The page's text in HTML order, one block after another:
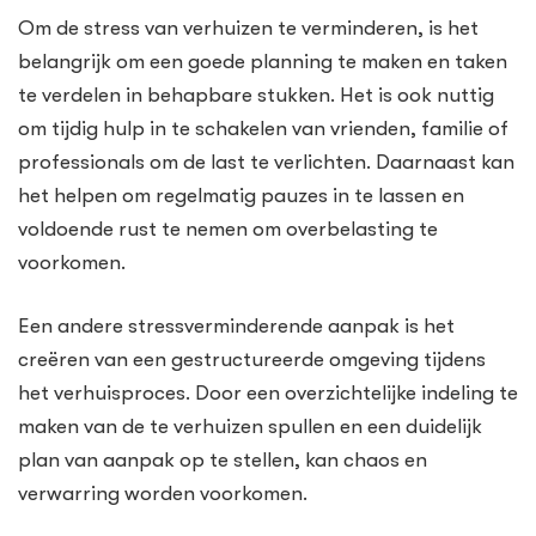
Om de stress van verhuizen te verminderen, is het
belangrijk om een goede planning te maken en taken
te verdelen in behapbare stukken. Het is ook nuttig
om tijdig hulp in te schakelen van vrienden, familie of
professionals om de last te verlichten. Daarnaast kan
het helpen om regelmatig pauzes in te lassen en
voldoende rust te nemen om overbelasting te
voorkomen.
Een andere stressverminderende aanpak is het
creëren van een gestructureerde omgeving tijdens
het verhuisproces. Door een overzichtelijke indeling te
maken van de te verhuizen spullen en een duidelijk
plan van aanpak op te stellen, kan chaos en
verwarring worden voorkomen.